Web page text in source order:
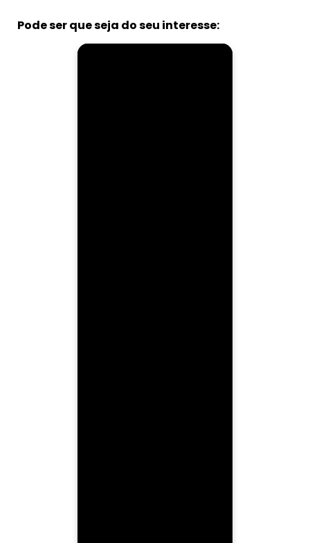
Pode ser que seja do seu interesse: